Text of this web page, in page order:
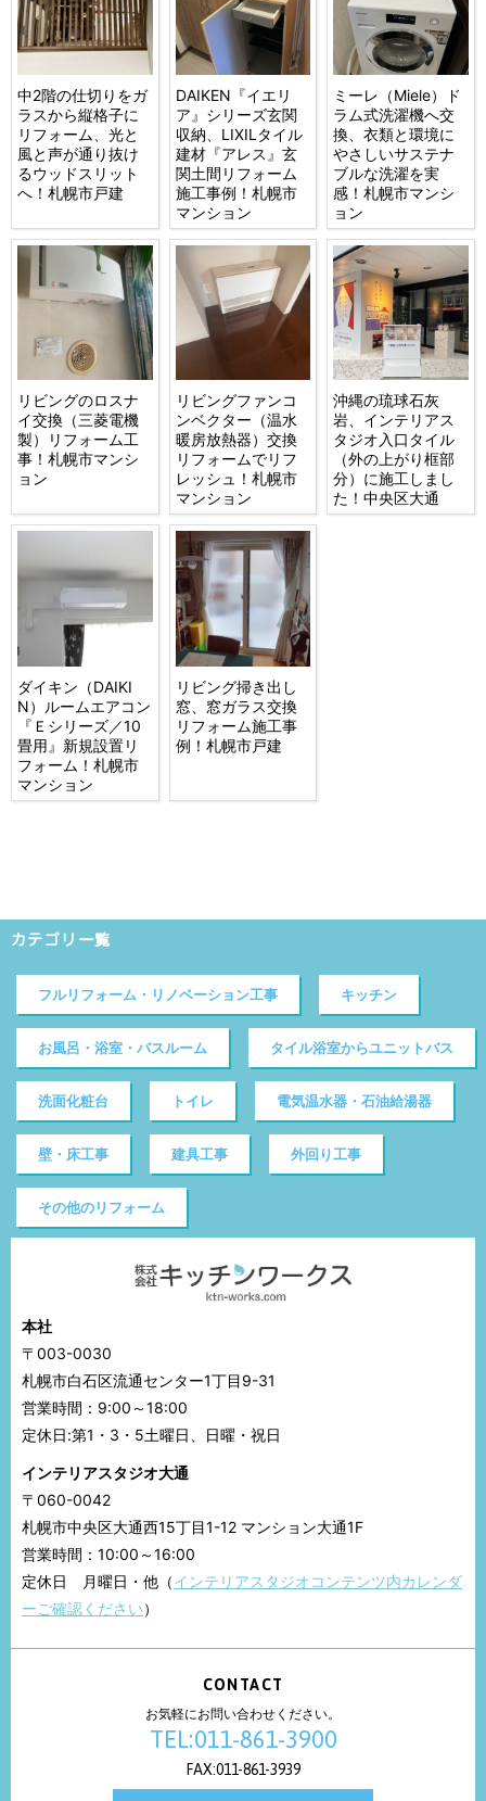
中2階の仕切りをガ
ラスから縦格子に
リフォーム、光と
風と声が通り抜け
るウッドスリット
へ！札幌市戸建
DAIKEN『イエリ
ア』シリーズ玄関
収納、LIXILタイル
建材『アレス』玄
関土間リフォーム
施工事例！札幌市
マンション
ミーレ（Miele）ド
ラム式洗濯機へ交
換、衣類と環境に
やさしいサステナ
ブルな洗濯を実
感！札幌市マンシ
ョン
リビングのロスナ
イ交換（三菱電機
製）リフォーム工
事！札幌市マンシ
ョン
リビングファンコ
ンベクター（温水
暖房放熱器）交換
リフォームでリフ
レッシュ！札幌市
マンション
沖縄の琉球石灰
岩、インテリアス
タジオ入口タイル
（外の上がり框部
分）に施工しまし
た！中央区大通
ダイキン（DAIKI
N）ルームエアコン
『Ｅシリーズ／10
畳用』新規設置リ
フォーム！札幌市
マンション
リビング掃き出し
窓、窓ガラス交換
リフォーム施工事
例！札幌市戸建
カテゴリ一覧
フルリフォーム・リノベーション工事 キッチン
お風呂・浴室・バスルーム タイル浴室からユニットバス
洗面化粧台 トイレ 電気温水器・石油給湯器
壁・床工事 建具工事 外回り工事
その他のリフォーム
本社
〒003-0030
札幌市白石区流通センター1丁目9-31
営業時間：9:00～18:00
定休日:第1・3・5土曜日、日曜・祝日
インテリアスタジオ大通
〒060-0042
札幌市中央区大通西15丁目1-12 マンション大通1F
営業時間：10:00～16:00
定休日 月曜日・他（インテリアスタジオコンテンツ内カレンダ
ーご確認ください）
CONTACT
お気軽にお問い合わせください。
TEL:011-861-3900
FAX:011-861-3939